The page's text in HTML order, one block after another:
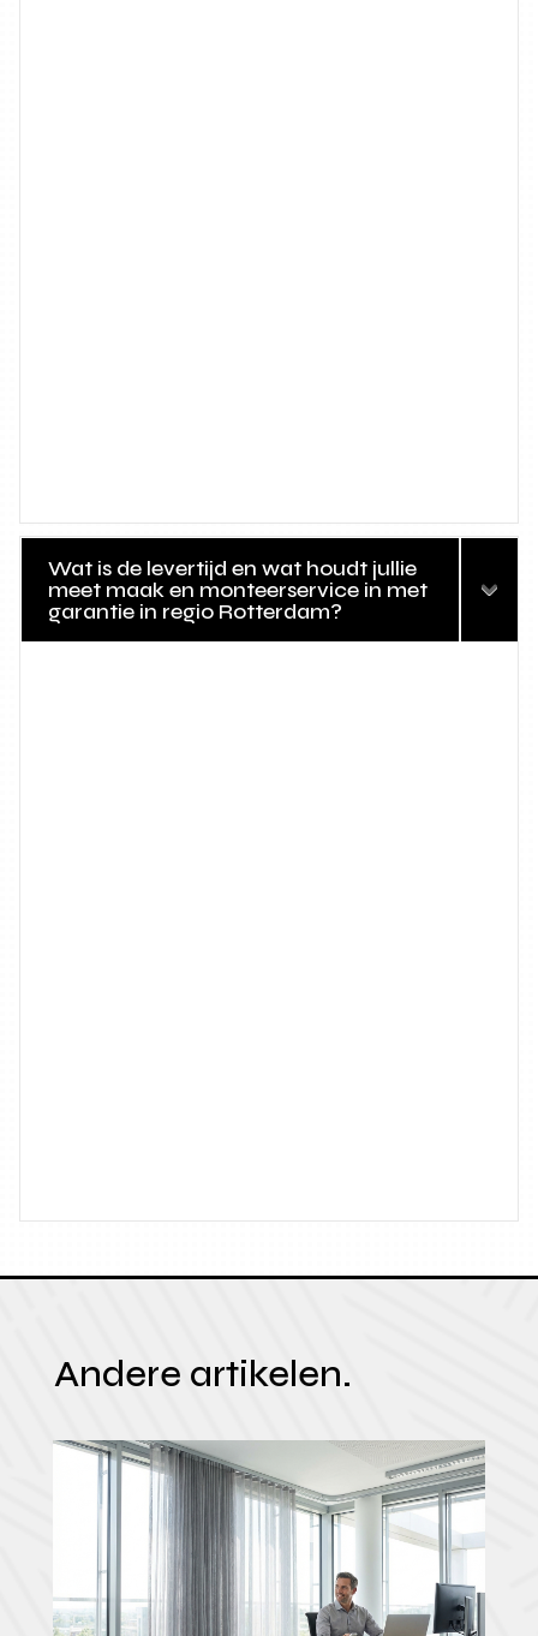
Wat is de levertijd en wat houdt jullie
meet maak en monteerservice in met
garantie in regio Rotterdam?
Andere artikelen.